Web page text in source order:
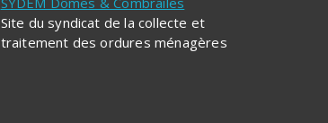
Site du syndicat de la collecte et
traitement des ordures ménagères